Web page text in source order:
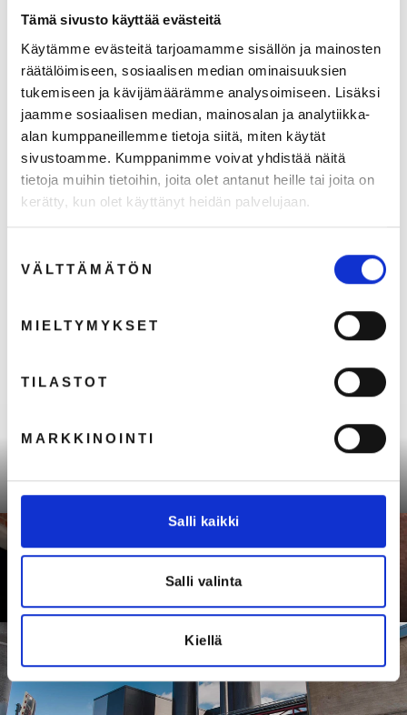
Tämä sivusto käyttää evästeitä
Käytämme evästeitä tarjoamamme sisällön ja mainosten
räätälöimiseen, sosiaalisen median ominaisuuksien
tukemiseen ja kävijämäärämme analysoimiseen. Lisäksi
jaamme sosiaalisen median, mainosalan ja analytiikka-
alan kumppaneillemme tietoja siitä, miten käytät
sivustoamme. Kumppanimme voivat yhdistää näitä
tietoja muihin tietoihin, joita olet antanut heille tai joita on
kerätty, kun olet käyttänyt heidän palvelujaan.
valinta
VÄLTTÄMÄTÖN
MIELTYMYKSET
TILASTOT
MARKKINOINTI
Salli kaikki
Salli valinta
Kiellä
Miesten kokkitakki vetoketjulla
Takaisin tuoteryhmään Keittiö